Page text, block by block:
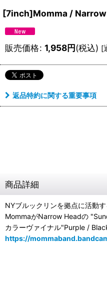
[7inch]Momma /
販売価格: 1,958円(税込) [
返品特約に関する重要事項
商品詳細
NYブルックリンを拠点に活動
MommaがNarrow Headの
カラーヴァイナル"Purple /
https://